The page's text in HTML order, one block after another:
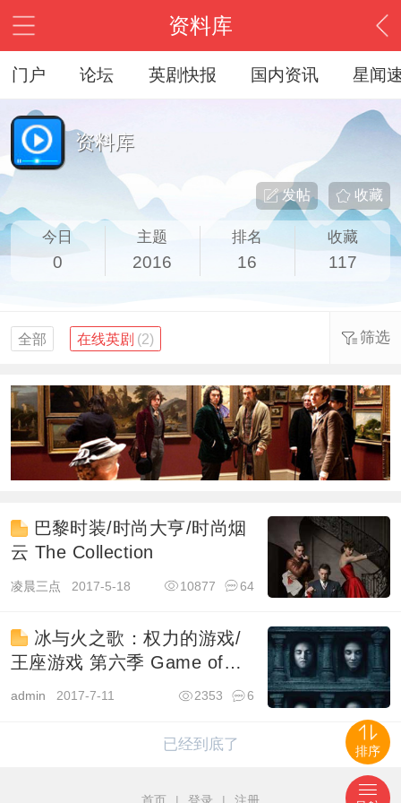
资料库
门户 论坛 英剧快报 国内资讯 星闻
资料库
收藏
发帖
今日
0
主题
2016
排名
16
收藏
117
全部 在线英剧 (2) 筛选
巴黎时装/时尚大亨/时尚烟
云 The Collection
凌晨三点 2017-5-18 64
10877
冰与火之歌：权力的游戏/
王座游戏 第六季 Game of
Thrones
admin 2017-7-11 6
2353
已经到底了 排序